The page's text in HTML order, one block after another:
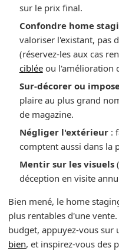
sur le prix final.
Confondre home
valoriser l'existant, pas
(réservez-les aux cas
cibléeou l'amélioration
Sur-décorer ou
plaire au plus grand
de magazine.
Négliger l'extérieur:
comptent aussi dans la
Mentir sur les visuels
déception en visite
Bien mené, le home
plus rentables d'une
budget, appuyez-vous sur
bien, et inspirez-vous des